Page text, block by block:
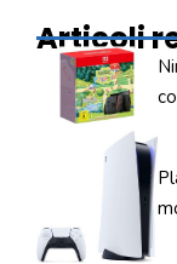
Articoli